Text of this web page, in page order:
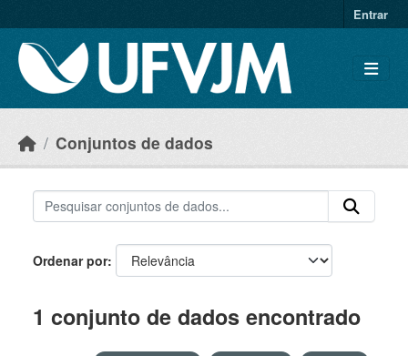
Entrar
Conjuntos de dados
Ordenar por
1 conjunto de dados encontrado